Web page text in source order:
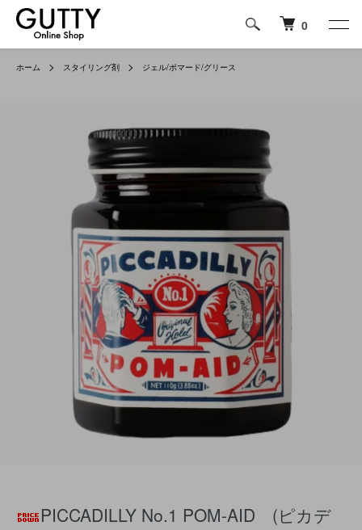
0
ホーム スタイリング剤 ジェル/ポマード/グリース
PICCADILLY No.1 POM-AID (ピカデ